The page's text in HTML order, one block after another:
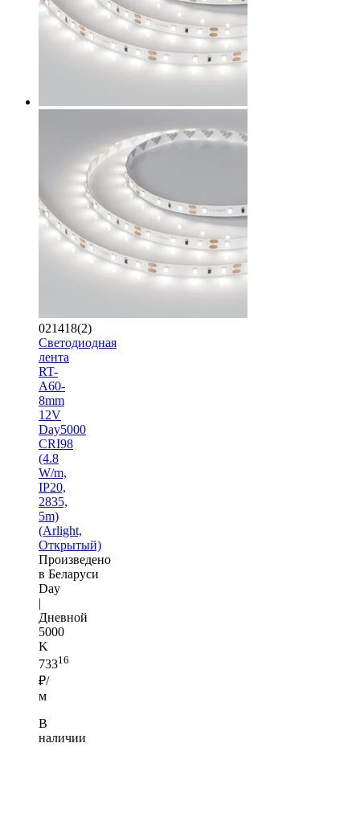
021418(2)
Светодиодная
лента
RT-
A60-
8mm
12V
Day5000
CRI98
(4.8
W/m,
IP20,
2835,
5m)
(Arlight,
Открытый)
Произведено
в Беларуси
Day
|
Дневной
5000
K
73316
₽/
м
В
наличии